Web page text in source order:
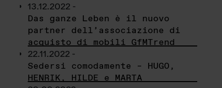
13.12.2022 -
Das ganze Leben è il nuovo
partner dell’associazione di
acquisto di mobili GfMTrend
22.11.2022 -
Sedersi comodamente – HUGO,
HENRIK, HILDE e MARTA